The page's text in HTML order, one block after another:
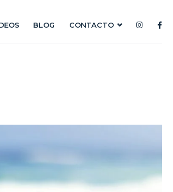
BLOG CONTACTO